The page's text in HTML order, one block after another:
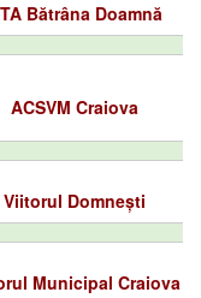
Bătrâna Doamnă
ACSVM Craiova
Viitorul Domnești
Municipal Craiova